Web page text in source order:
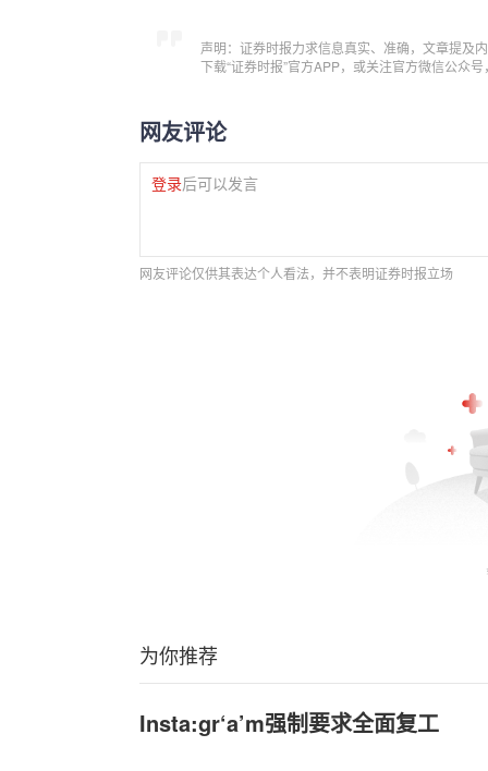
声明：证券时报力求信息真实、准确，文章提及
下载“证券时报”官方APP，或关注官方微信公众
网友评论
登录后可以发言
网友评论仅供其表达个人看法，并不表明证券时报立场
为你推荐
Insta:gr‘a’m强制要求全面复工